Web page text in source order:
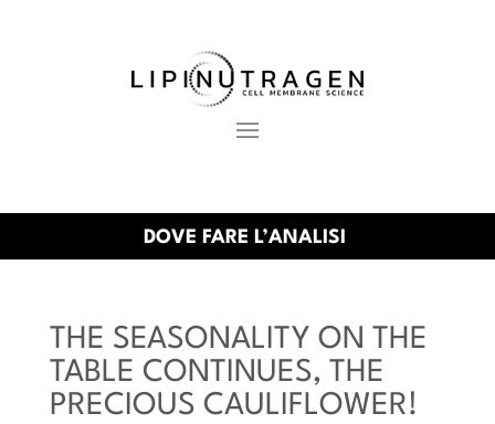
DOVE FARE L’ANALISI
THE SEASONALITY ON THE
TABLE CONTINUES, THE
PRECIOUS CAULIFLOWER!